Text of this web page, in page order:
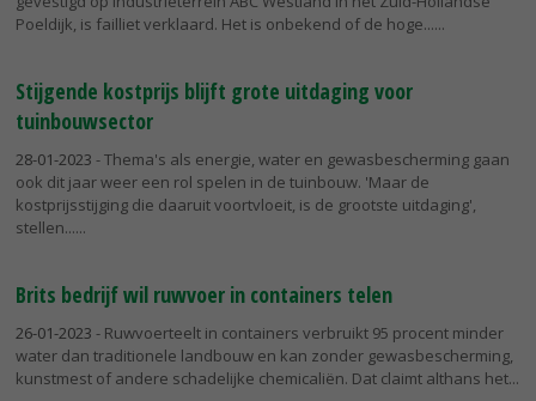
Poeldijk, is failliet verklaard. Het is onbekend of de hoge...
Stijgende kostprijs blijft grote uitdaging voor
tuinbouwsector
28-01-2023 - Thema's als energie, water en gewasbescherming gaan
ook dit jaar weer een rol spelen in de tuinbouw. 'Maar de
kostprijsstijging die daaruit voortvloeit, is de grootste uitdaging',
stellen...
Brits bedrijf wil ruwvoer in containers telen
26-01-2023 - Ruwvoerteelt in containers verbruikt 95 procent minder
water dan traditionele landbouw en kan zonder gewasbescherming,
kunstmest of andere schadelijke chemicaliën. Dat claimt althans het...